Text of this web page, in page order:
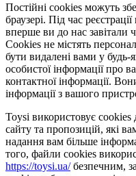
Постійні cookies можуть
браузері. Під час
вперше ви до нас завітали
Cookies не містять
бути видалені вами у
особистої інформації про
контактної інформації.
інформації з вашого
Toysi використовує cookies
сайту та пропозицій, які
надання вам більше
того, файли cookies
https://toysi.ua/безпечним,